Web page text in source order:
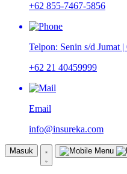
+62 855-7467-5856
Telpon: Senin s/d Jumat
+62 21 40459999
Email
info@insureka.com
Masuk